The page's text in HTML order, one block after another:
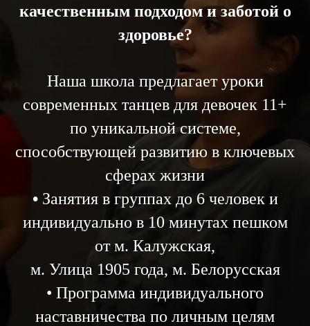
качественным подходом и заботой о
здоровье?
Наша школа предлагает уроки
современных танцев для девочек 11+
по уникальной системе,
способствующей развитию в ключевых
сферах жизни
• Занятия в группах до 6 человек и
индивидуально в 10 минутах пешком
от м. Калужская,
м. Улица 1905 года, м. Белорусская
• Программа индивидуального
наставничества по личным целям